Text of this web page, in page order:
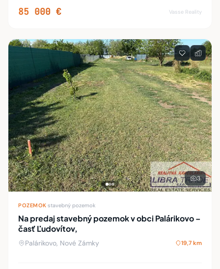
85 000 € Vasse Reality
3
POZEMOK stavebný pozemok
Na predaj stavebný pozemok v obci Palárikovo –
časť Ľudovítov,
Palárikovo, Nové Zámky 19,7 km